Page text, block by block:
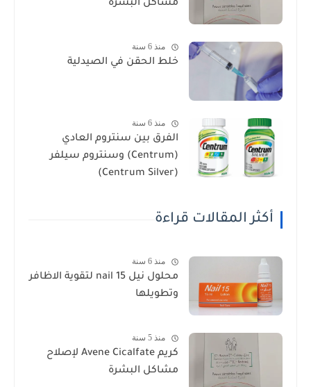
مشاكل البشرة
منذ 6 سنة
خلط الحقن في الصيدلية
منذ 6 سنة
الفرق بين سنتروم العادي
(Centrum) وسنتروم سيلفر
(Centrum Silver)
أكثر المقالات قراءة
منذ 6 سنة
محلول نيل nail 15 لتقوية الاظافر
وتطويلها
منذ 5 سنة
كريم Avene Cicalfate لإصلاح
مشاكل البشرة